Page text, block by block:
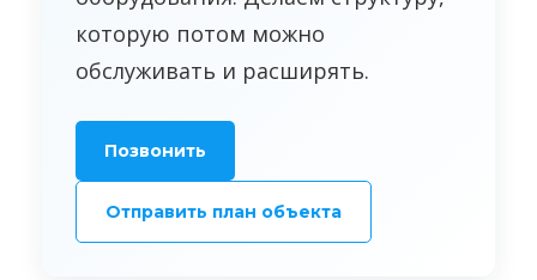
которую потом можно
обслуживать и расширять.
Позвонить
Отправить план объекта